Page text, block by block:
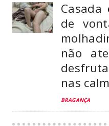
de
não
nas
BRAGANÇA